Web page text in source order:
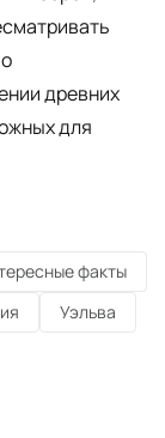
древних
для
факты
Уэльва